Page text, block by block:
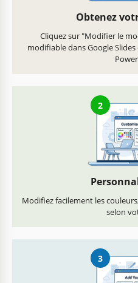
Obtenez
Cliquez sur "Modifier le
modifiable dans Google
2
Modifiez facilement les
selon
3